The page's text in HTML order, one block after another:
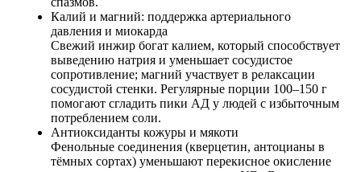
Калий и магний: поддержка артериального
давления и миокарда
Свежий инжир богат калием, который способствует
выведению натрия и уменьшает сосудистое
сопротивление; магний участвует в релаксации
сосудистой стенки. Регулярные порции 100–150 г
помогают сгладить пики АД у людей с избыточным
потреблением соли.
Антиоксиданты кожуры и мякоти
Фенольные соединения (кверцетин, антоцианы в
тёмных сортах) уменьшают перекисное окисление